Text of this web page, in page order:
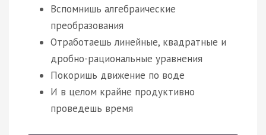
Вспомнишь алгебраические
преобразования
Отработаешь линейные, квадратные и
дробно-рациональные уравнения
Покоришь движение по воде
И в целом крайне продуктивно
проведешь время